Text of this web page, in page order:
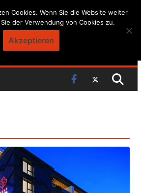
Cookies. Wenn Sie die Website weiter
der Verwendung von Cookies zu.
Akzeptieren